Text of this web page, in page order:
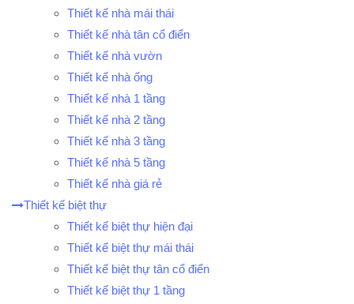
Thiết kế nhà mái thái
Thiết kế nhà tân cổ điển
Thiết kế nhà vườn
Thiết kế nhà ống
Thiết kế nhà 1 tầng
Thiết kế nhà 2 tầng
Thiết kế nhà 3 tầng
Thiết kế nhà 5 tầng
Thiết kế nhà giá rẻ
Thiết kế biệt thự
Thiết kế biệt thự hiện đại
Thiết kế biệt thự mái thái
Thiết kế biệt thự tân cổ điển
Thiết kế biệt thự 1 tầng